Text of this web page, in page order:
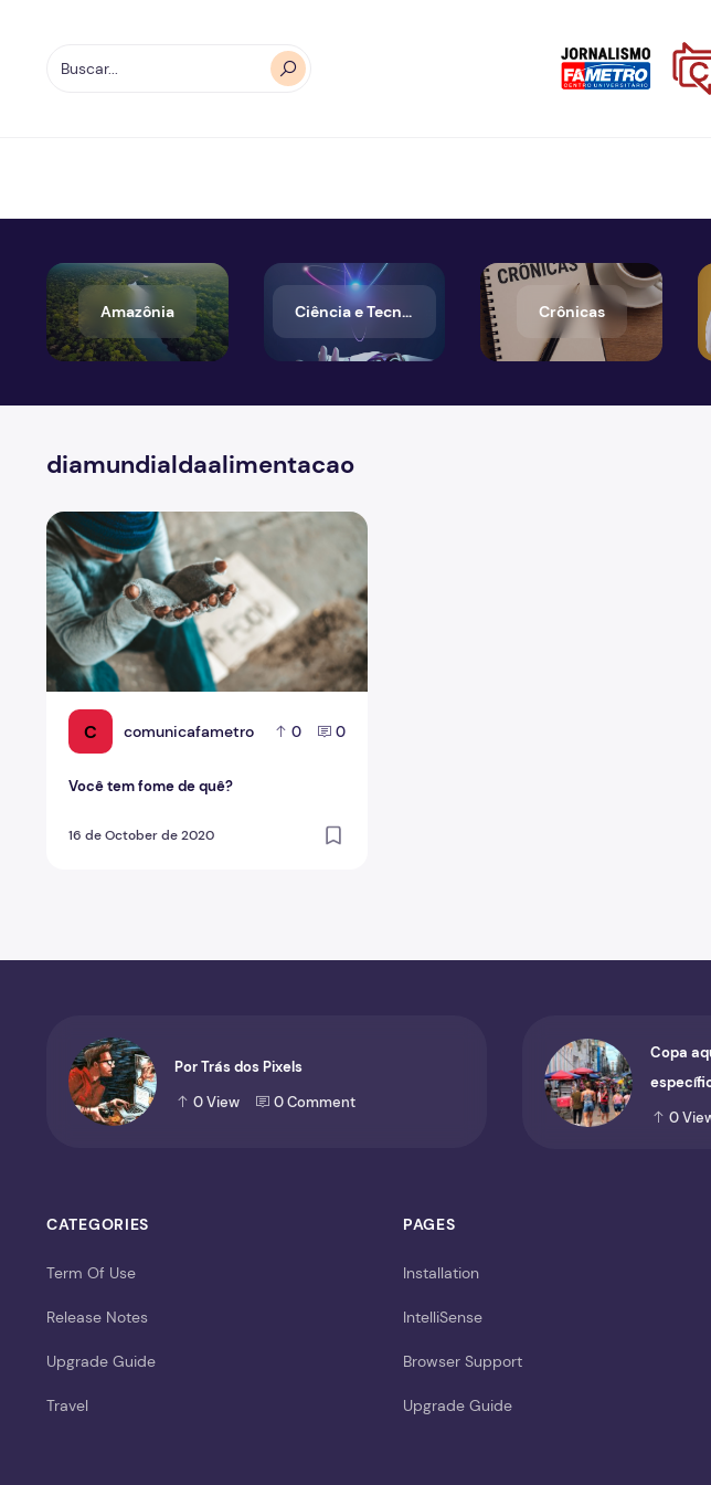
Amazônia Ciência e Tecnologia Crônicas
diamundialdaalimentacao
C comunicafametro 0 0
Você tem fome de quê?
16 de October de 2020
Você tem fome de quê?
Por Trás dos Pixels
0View 0Comment
Copa
de0
CATEGORIES
Term Of Use
Release Notes
Upgrade Guide
Travel
PAGES
Installation
IntelliSense
Browser Support
Upgrade Guide